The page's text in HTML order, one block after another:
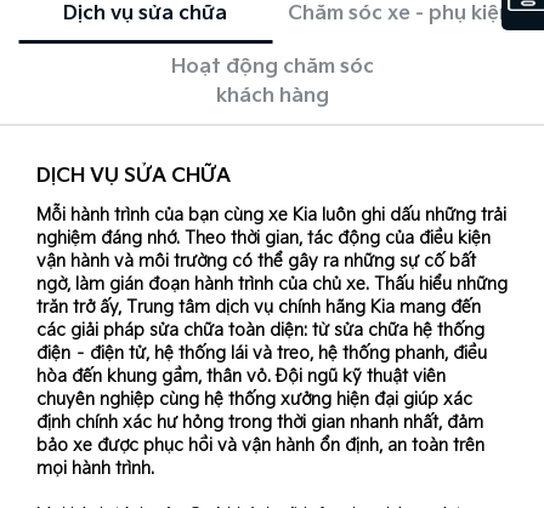
Dịch vụ sửa chữa Chăm sóc xe - phụ kiện
Hoạt động chăm sóc
khách hàng
DỊCH VỤ SỬA CHỮA
Mỗi hành trình của bạn cùng xe Kia luôn ghi dấu những trải
nghiệm đáng nhớ. Theo thời gian, tác động của điều kiện
vận hành và môi trường có thể gây ra những sự cố bất
ngờ, làm gián đoạn hành trình của chủ xe. Thấu hiểu những
trăn trở ấy, Trung tâm dịch vụ chính hãng Kia mang đến
các giải pháp sửa chữa toàn diện: từ sửa chữa hệ thống
điện – điện tử, hệ thống lái và treo, hệ thống phanh, điều
hòa đến khung gầm, thân vỏ. Đội ngũ kỹ thuật viên
chuyên nghiệp cùng hệ thống xưởng hiện đại giúp xác
định chính xác hư hỏng trong thời gian nhanh nhất, đảm
bảo xe được phục hồi và vận hành ổn định, an toàn trên
mọi hành trình.